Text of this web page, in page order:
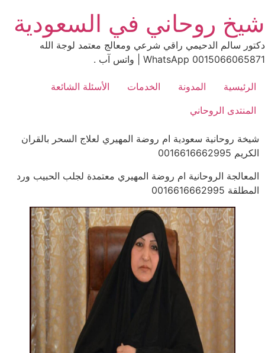
to
content
شيخ روحاني في السعودية
دكتور سالم الدحيمي راقي شرعي ومعالج معتمد لوجة الله
0015066065871 WhatsApp | واتس آب .
الرئيسية المدونة الخدمات
الأسئلة الشائعة
المنتدى الروحاني
شيخة روحانية سعودية ام روضة المهيري لعلاج السحر بالقران
الكريم 0016616662995
المعالجة الروحانية ام روضة المهيري معتمدة لجلب الحبيب ورد
المطلقة 0016616662995